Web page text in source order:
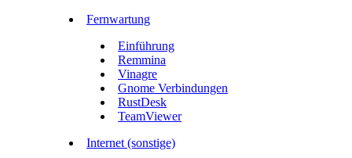
Fernwartung
Einführung
Remmina
Vinagre
Gnome Verbindungen
RustDesk
TeamViewer
Internet (sonstige)